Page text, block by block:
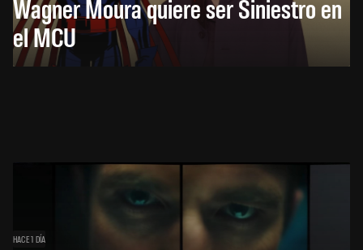
Wagner Moura quiere ser Siniestro en
el MCU
HACE 1 DÍA